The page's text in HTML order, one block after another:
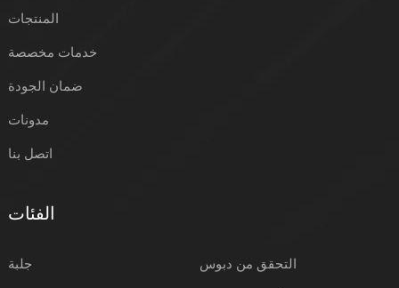
المنتجات
خدمات مخصصة
ضمان الجودة
مدونات
اتصل بنا
الفئات
جلبة التحقق من دبوس